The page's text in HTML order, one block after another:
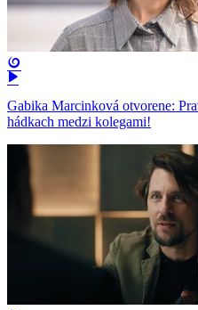
Gabika Marcinková otvorene:
hádkach medzi kolegami!